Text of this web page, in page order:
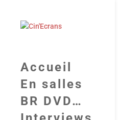
Accueil
En salles
BR DVD…